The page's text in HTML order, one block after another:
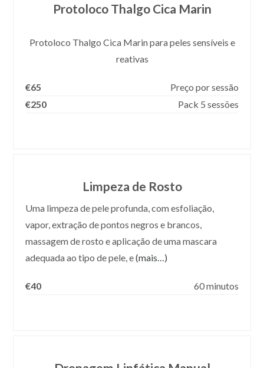
Protoloco Thalgo Cica Marin
Protoloco Thalgo Cica Marin para peles sensíveis e
reativas
€65
Preço por sessão
€250
Pack 5 sessões
Limpeza de Rosto
Uma limpeza de pele profunda, com esfoliação,
vapor, extração de pontos negros e brancos,
massagem de rosto e aplicação de uma mascara
adequada ao tipo de pele, e(mais…)
€40 60 minutos